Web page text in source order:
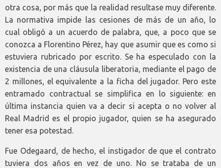
otra cosa, por más que la realidad resultase muy diferente.
La normativa impide las cesiones de más de un año, lo
cual obligó a un acuerdo de palabra, que, a poco que se
conozca a Florentino Pérez, hay que asumir que es como si
estuviera rubricado por escrito. Se ha especulado con la
existencia de una cláusula liberatoria, mediante el pago de
2 millones, el equivalente a la ficha del jugador. Pero este
entramado contractual se simplifica en lo siguiente: en
última instancia quien va a decir si acepta o no volver al
Real Madrid es el propio jugador, quien se ha asegurado
tener esa potestad.
Fue Odegaard, de hecho, el instigador de que el contrato
tuviera dos años en vez de uno. No se trataba de un